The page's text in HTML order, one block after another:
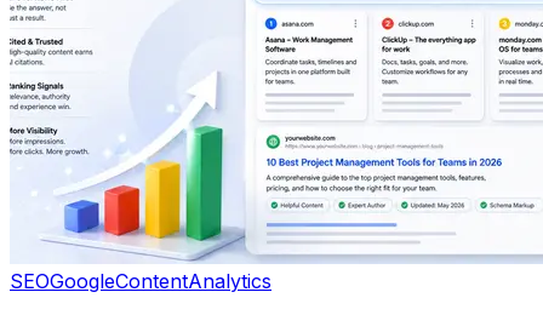
SEOGoogleContentAnalytics